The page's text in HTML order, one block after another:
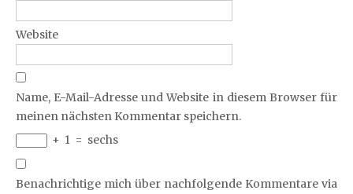
Website
Name, E-Mail-Adresse und Website in diesem Browser für
meinen nächsten Kommentar speichern.
+ 1 = sechs
Benachrichtige mich über nachfolgende Kommentare via